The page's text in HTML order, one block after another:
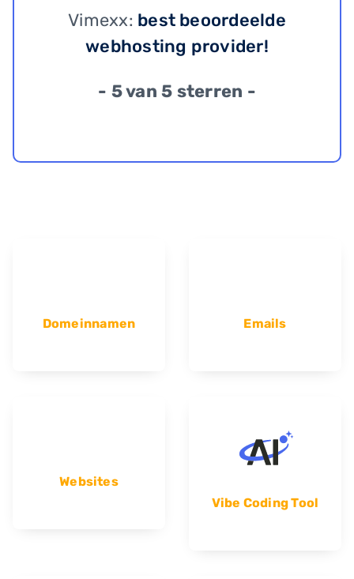
Vimexx: best beoordeelde
webhosting provider!
- 5 van 5 sterren -
Domeinnamen Emails
Websites
Vibe Coding Tool